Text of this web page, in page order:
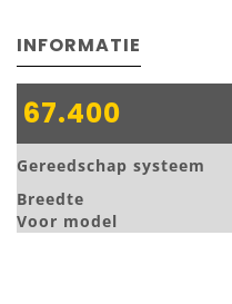
INFORMATIE
67.400
Gereedschap systeem
Breedte
Voor model